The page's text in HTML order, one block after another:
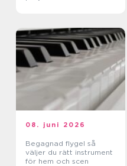
08. juni 2026
Begagnad flygel så
väljer du rätt instrument
för hem och scen